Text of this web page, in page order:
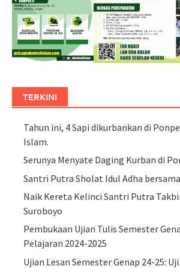
TERKINI
Tahun ini, 4 Sapi dikurbankan di
Islam.
Serunya Menyate Daging Kurban di
Santri Putra Sholat Idul Adha
Naik Kereta Kelinci Santri Putra
Suroboyo
Pembukaan Ujian Tulis Semester
Pelajaran 2024-2025
Ujian Lesan Semester Genap 24-25: